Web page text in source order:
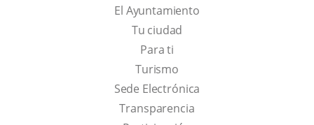
El Ayuntamiento
Tu ciudad
Para ti
TurismoThis
link
will
Sede Electrónica
Transparencia